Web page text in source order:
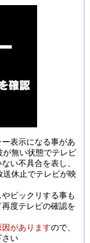
表示になる事があ
が無い状態でテレビ
い不具合を表し、
休止でテレビが映
ビックリする事も
度テレビの確認を
がありますので、
さい